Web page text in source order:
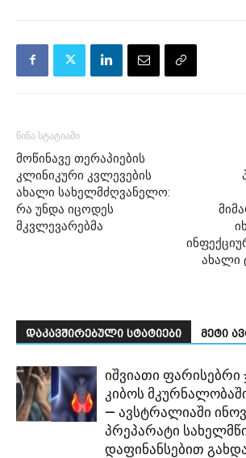
წინა სტატიაში
მოწინავე თერაპიების
კლინიკური კვლევების
ახალი სახელმძღვანელო:
რა უნდა იცოდეს
მკვლევარებმა
ახალი
დაკავშირებული სტატიები მეტი
იშვიათი ფარისებრი
კიბოს
— ავსტრალიაში
პრეპარატი
დაფინანსებით